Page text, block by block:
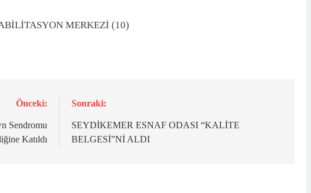
Önceki:
Sendromu
Katıldı
Sonraki:
SEYDİKEMER ESNAF ODASI “KALİTE
BELGESİ”Nİ ALDI